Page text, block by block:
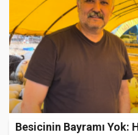
Besicinin Bayramı Yok: